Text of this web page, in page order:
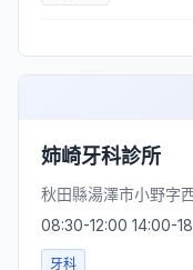
姉崎牙科診所
秋田縣湯澤市小野字
08:30-12:00 14:00-
牙科